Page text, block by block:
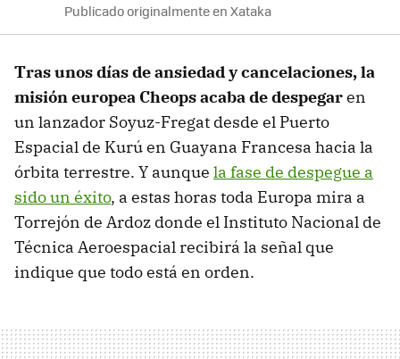
Publicado originalmente en Xataka
Tras unos días de ansiedad y cancelaciones, la
misión europea Cheops acaba de despegaren
un lanzador Soyuz-Fregat desde el Puerto
Espacial de Kurú en Guayana Francesa hacia la
órbita terrestre. Y aunque la fase de despegue a
sido un éxito, a estas horas toda Europa mira a
Torrejón de Ardoz donde el Instituto Nacional de
Técnica Aeroespacial recibirá la señal que
indique que todo está en orden.